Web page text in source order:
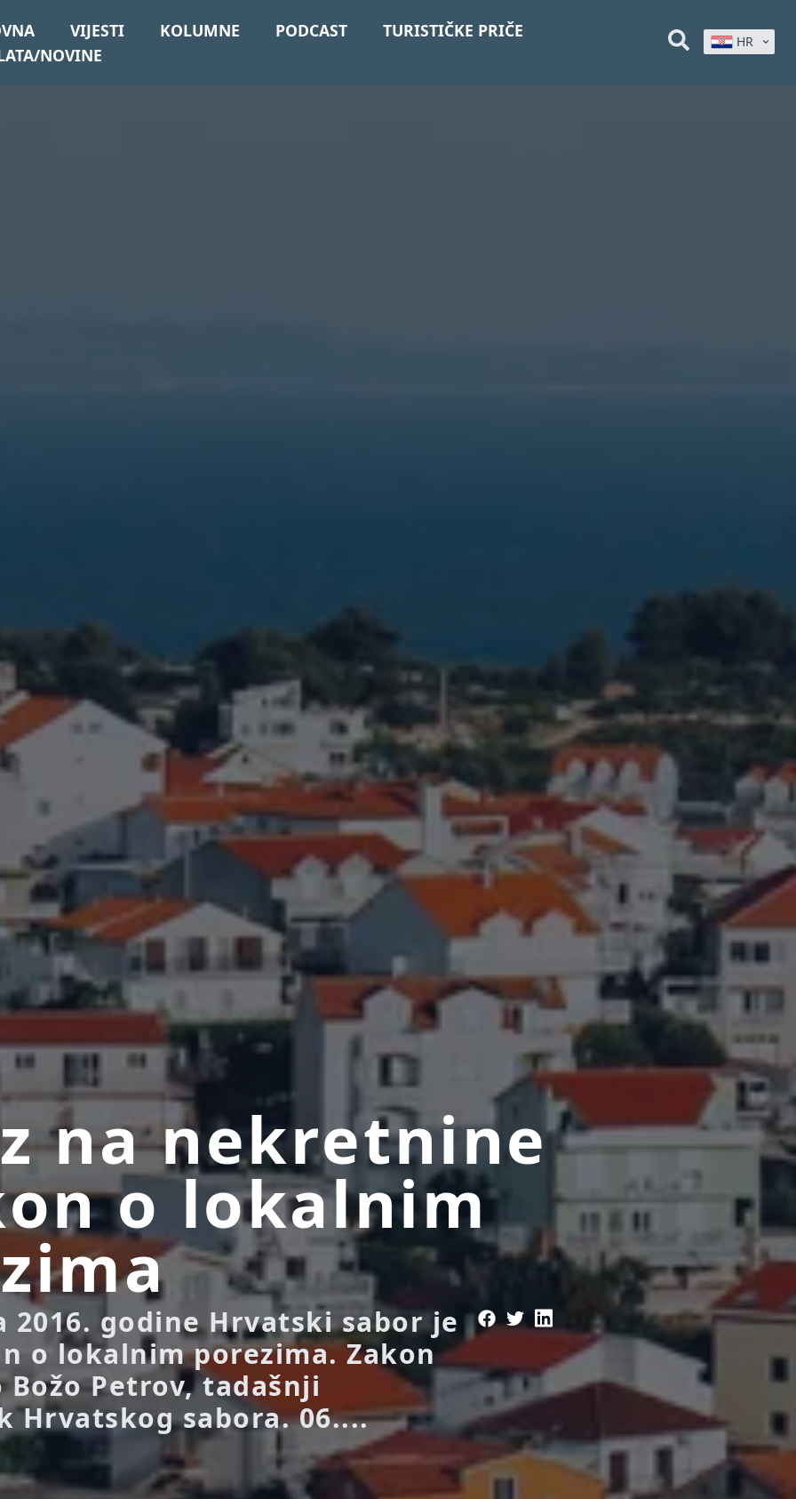
VIJESTI KOLUMNE PODCAST
TURISTIČKE PRIČE
NOVINE
HR
na nekretnine
o lokalnim
2016. godine Hrvatski sabor je
o lokalnim porezima. Zakon
Petrov, tadašnji
Hrvatskog sabora. 06....